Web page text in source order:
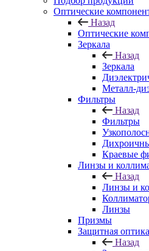
Оптические
Назад
Оптические
Зеркала
Назад
Зеркала
Металл-
Фильтры
Назад
Фильтры
Краевые
Линзы и
Назад
Линзы и
Линзы
Призмы
Защитная оптика
Назад